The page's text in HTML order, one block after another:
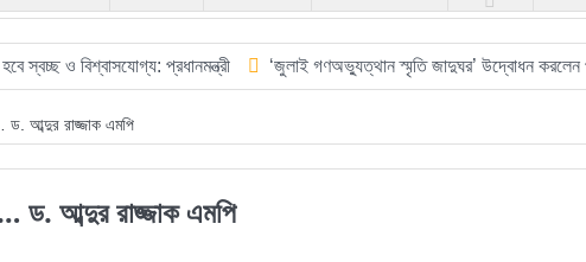
প্রধানমন্ত্রী ‘জুলাই গণঅভ্যুত্থান স্মৃতি জাদুঘর’ উদ্বোধন করলেন প্রধানমন্ত্রী
ড. আব্দুর রাজ্জাক এমপি
ড. আব্দুর রাজ্জাক এমপি